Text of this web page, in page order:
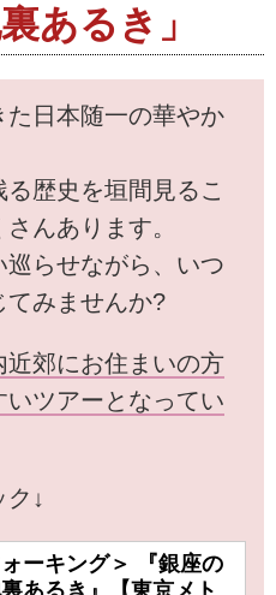
あるき」
日本随一の華やか
歴史を垣間見るこ
んあります。
らせながら、いつ
てみませんか?
郊にお住まいの方
ツアーとなってい
ク↓
ォーキング＞ 『銀座の
あるき』【東京メト